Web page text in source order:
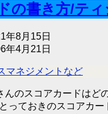
の書き方/テ
年8月15日
年4月21日
マネジメントなど
んのスコアカードはど
っておきのスコアカ